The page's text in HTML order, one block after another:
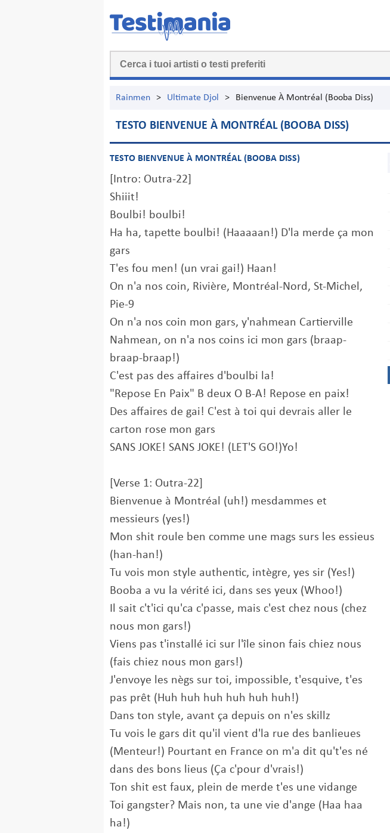
Rainmen > Ultimate Djol > Bienvenue À Montréal (Booba Diss)
TESTO BIENVENUE À MONTRÉAL (BOOBA DISS)
TESTO BIENVENUE À MONTRÉAL (BOOBA DISS)
[Intro: Outra-22]
Shiiit!
Boulbi! boulbi!
Ha ha, tapette boulbi! (Haaaaan!) D'la merde ça mon
gars
T'es fou men! (un vrai gai!) Haan!
On n'a nos coin, Rivière, Montréal-Nord, St-Michel,
Pie-9
On n'a nos coin mon gars, y'nahmean Cartierville
Nahmean, on n'a nos coins ici mon gars (braap-
braap-braap!)
C'est pas des affaires d'boulbi la!
"Repose En Paix" B deux O B-A! Repose en paix!
Des affaires de gai! C'est à toi qui devrais aller le
carton rose mon gars
SANS JOKE! SANS JOKE! (LET'S GO!)Yo!
[Verse 1: Outra-22]
Bienvenue à Montréal (uh!) mesdammes et
messieurs (yes!)
Mon shit roule ben comme une mags surs les essieus
(han-han!)
Tu vois mon style authentic, intègre, yes sir (Yes!)
Booba a vu la vérité ici, dans ses yeux (Whoo!)
Il sait c't'ici qu'ca c'passe, mais c'est chez nous (chez
nous mon gars!)
Viens pas t'installé ici sur l'île sinon fais chiez nous
(fais chiez nous mon gars!)
J'envoye les nègs sur toi, impossible, t'esquive, t'es
pas prêt (Huh huh huh huh huh huh!)
Dans ton style, avant ça depuis on n'es skillz
Tu vois le gars dit qu'il vient d'la rue des banlieues
(Menteur!) Pourtant en France on m'a dit qu't'es né
dans des bons lieus (Ça c'pour d'vrais!)
Ton shit est faux, plein de merde t'es une vidange
Toi gangster? Mais non, ta une vie d'ange (Haa haa
ha!)